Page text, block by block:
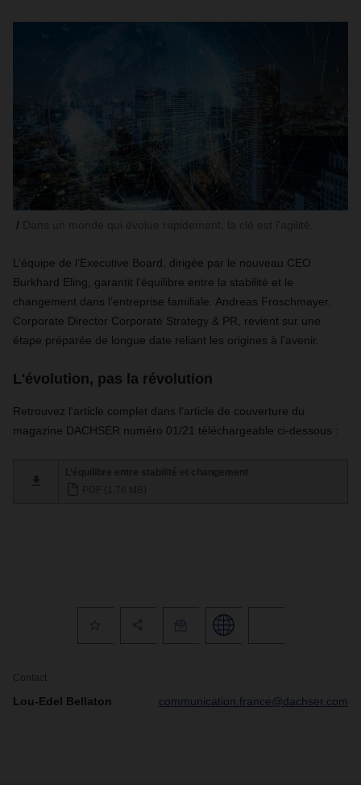
L’équipe de l’Executive Board, dirigée par le nouveau CEO
Burkhard Eling, garantit l’équilibre entre la stabilité et le
changement dans l’entreprise familiale. Andreas Froschmayer,
Corporate Director Corporate Strategy & PR, revient sur une
étape préparée de longue date reliant les origines à l’avenir.
L'évolution, pas la révolution
Retrouvez l'article complet dans l'article de couverture du
magazine DACHSER numéro 01/21 téléchargeable ci-dessous :
Contact
Lou-Edel Bellaton communication.france@dachser.com